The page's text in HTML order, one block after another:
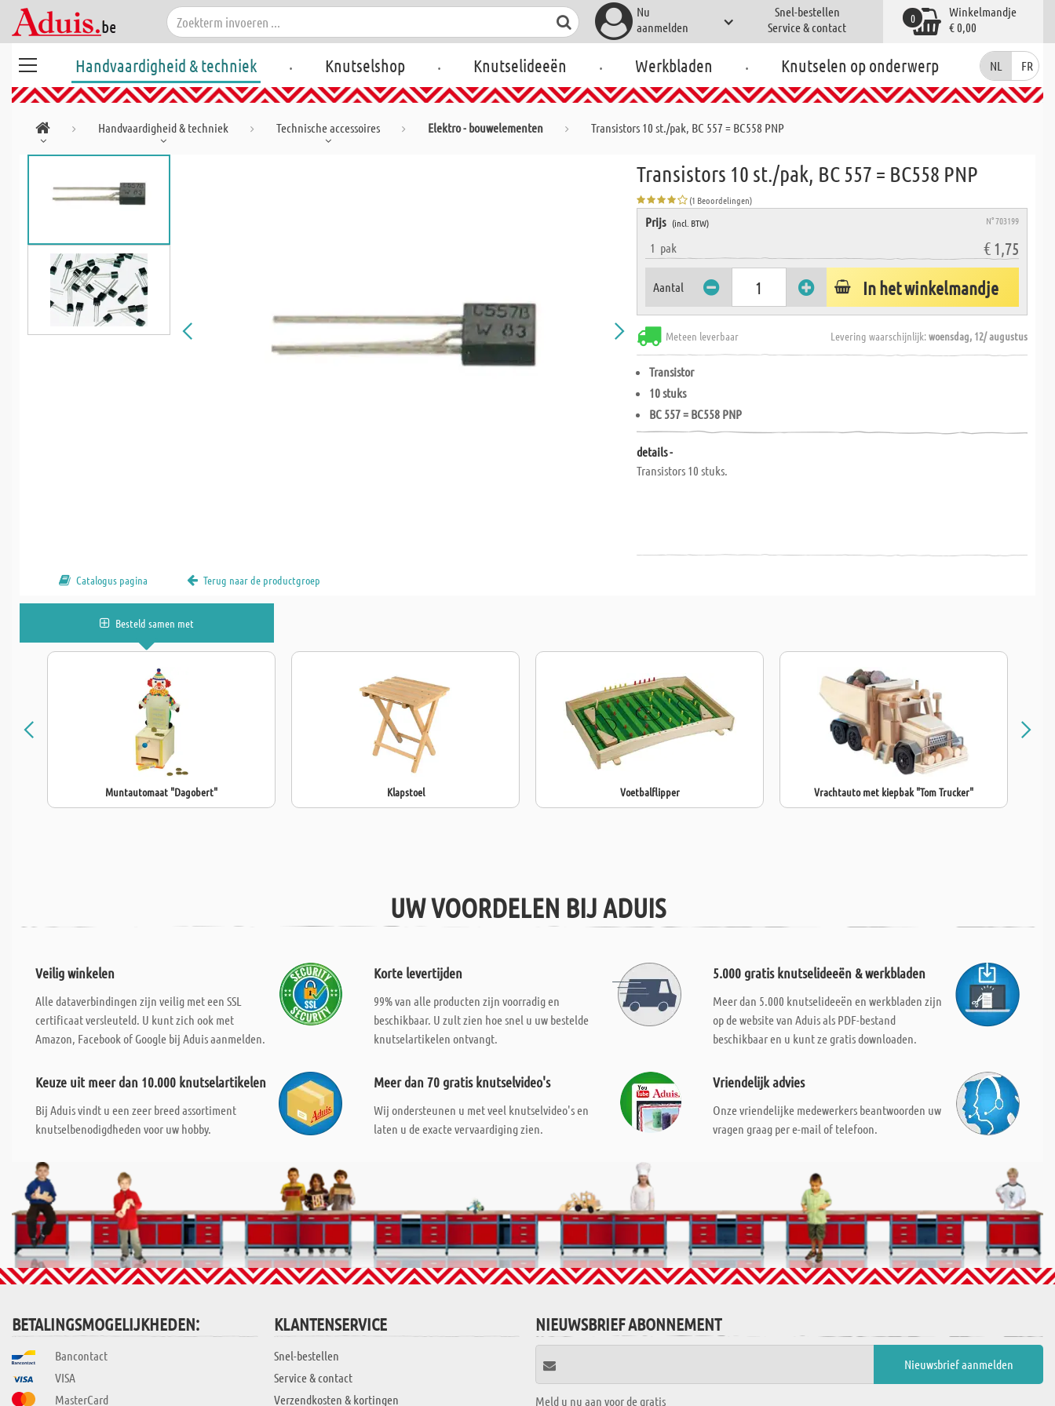
Nu
aanmelden
Snel-bestellen
Service & contact
Winkelmandje
€ 0,00
0
Handvaardigheid & techniek . Knutselshop . Knutselideeën . Werkbladen . Knutselen op onderwerp NL FR
Handvaardigheid & techniek Technische accessoires Elektro - bouwelementen Transistors 10 st./pak, BC 557 = BC558 PNP
Transistors 10 st./pak, BC 557 = BC558 PNP
(1 Beoordelingen)
Prijs (incl. BTW) N° 703199
1 pak € 1,75
Aantal In het winkelmandje
Meteen leverbaar Levering waarschijnlijk:woensdag, 12/ augustus
Transistor
10 stuks
BC 557 = BC558 PNP
details -
Transistors 10 stuks.
Catalogus pagina Terug naar de productgroep
Besteld samen met
Muntautomaat "Dagobert" Klapstoel Voetbalflipper Vrachtauto met kiepbak "Tom Trucker"
UW VOORDELEN BIJ ADUIS
Veilig winkelen
Alle dataverbindingen zijn veilig met een SSL
certificaat versleuteld. U kunt zich ook met
Amazon, Facebook of Google bij Aduis aanmelden.
Korte levertijden
99% van alle producten zijn voorradig en
beschikbaar. U zult zien hoe snel u uw bestelde
knutselartikelen ontvangt.
5.000 gratis knutselideeën & werkbladen
Meer dan 5.000 knutselideeën en werkbladen zijn
op de website van Aduis als PDF-bestand
beschikbaar en u kunt ze gratis downloaden.
Keuze uit meer dan 10.000 knutselartikelen
Bij Aduis vindt u een zeer breed assortiment
knutselbenodigdheden voor uw hobby.
Meer dan 70 gratis knutselvideo's
Wij ondersteunen u met veel knutselvideo's en
laten u de exacte vervaardiging zien.
Vriendelijk advies
Onze vriendelijke medewerkers beantwoorden uw
vragen graag per e-mail of telefoon.
BETALINGSMOGELIJKHEDEN:
Bancontact
VISA
MasterCard
KLANTENSERVICE
Snel-bestellen
Service & contact
Verzendkosten & kortingen
NIEUWSBRIEF ABONNEMENT
Meld u nu aan voor de gratis